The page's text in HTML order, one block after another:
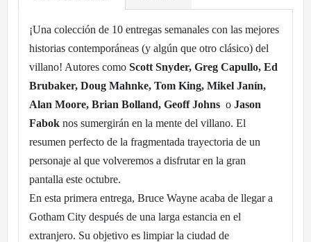
¡Una colección de 10 entregas semanales con las mejores
historias contemporáneas (y algún que otro clásico) del
villano! Autores como Scott Snyder, Greg Capullo, Ed
Brubaker, Doug Mahnke, Tom King, Mikel Janín,
Alan Moore, Brian Bolland, Geoff Johns o Jason
Fabok nos sumergirán en la mente del villano. El
resumen perfecto de la fragmentada trayectoria de un
personaje al que volveremos a disfrutar en la gran
pantalla este octubre.
En esta primera entrega, Bruce Wayne acaba de llegar a
Gotham City después de una larga estancia en el
extranjero. Su objetivo es limpiar la ciudad de